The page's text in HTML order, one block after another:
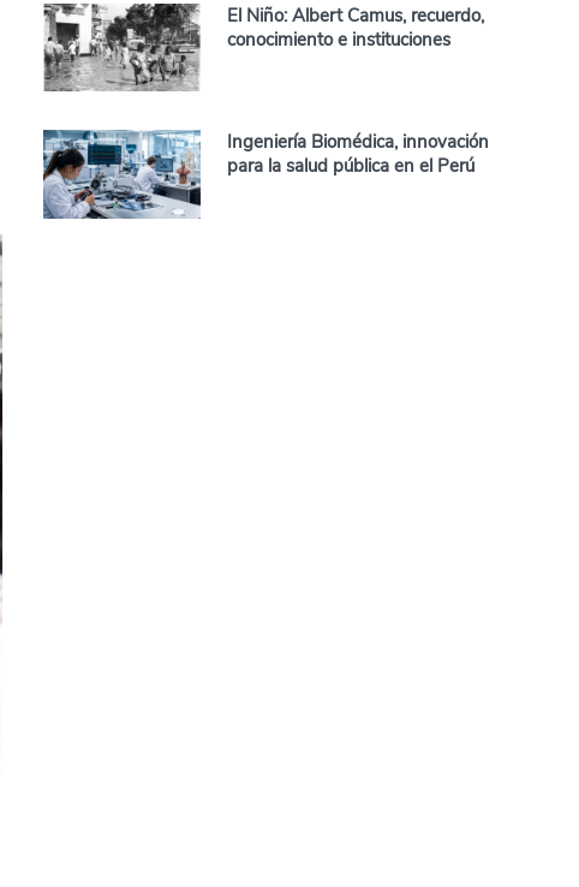
El Niño: Albert Camus, recuerdo,
conocimiento e instituciones
Ingeniería Biomédica, innovación
para la salud pública en el Perú